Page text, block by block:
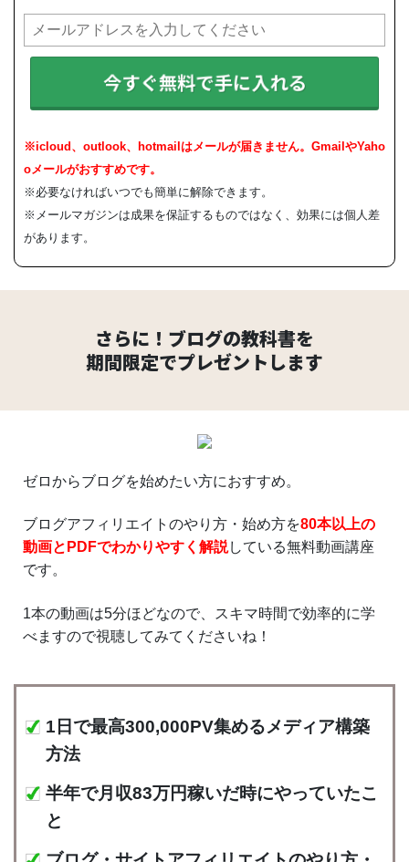
今すぐ無料で手に入れる
※icloud、outlook、hotmailはメールが届きません。GmailやYaho
oメールがおすすめです。
※必要なければいつでも簡単に解除できます。
※メールマガジンは成果を保証するものではなく、効果には個人差
があります。
さらに！ブログの教科書を
期間限定でプレゼントします
ゼロからブログを始めたい方におすすめ。
ブログアフィリエイトのやり方・始め方を80本以上の
動画とPDFでわかりやすく解説している無料動画講座
です。
1本の動画は5分ほどなので、スキマ時間で効率的に学
べますので視聴してみてくださいね！
1日で最高300,000PV集めるメディア構築
方法
半年で月収83万円稼いだ時にやっていたこ
と